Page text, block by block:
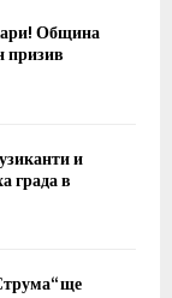
Община
призив
и
града в
ще